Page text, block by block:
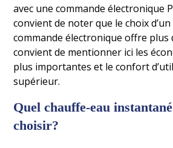
avec une commande électronique
convient de noter que le choix
commande électronique offre plus
convient de mentionner ici les
plus importantes et le confort
supérieur.
Quel chauffe-eau
choisir?